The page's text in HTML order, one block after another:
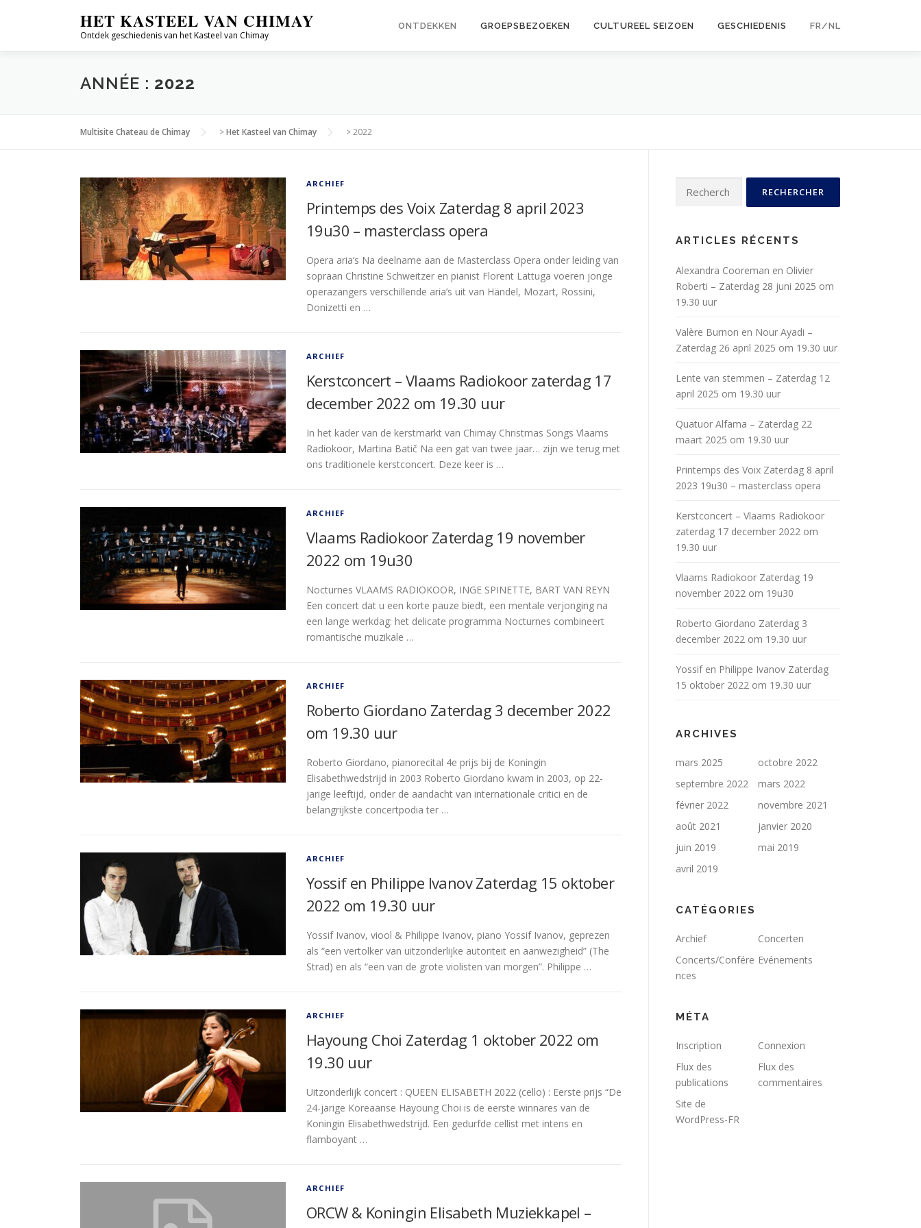
HET KASTEEL VAN CHIMAY
Ontdek geschiedenis van het Kasteel van Chimay
ONTDEKKEN GROEPSBEZOEKEN CULTUREEL SEIZOEN GESCHIEDENIS FR/NL
ANNÉE : 2022
Multisite Chateau de Chimay >Het Kasteel van Chimay >2022
ARCHIEF
Printemps des Voix Zaterdag 8 april 2023
19u30 – masterclass opera
Opera aria’s Na deelname aan de Masterclass Opera onder leiding van
sopraan Christine Schweitzer en pianist Florent Lattuga voeren jonge
operazangers verschillende aria’s uit van Händel, Mozart, Rossini,
Donizetti en …
ARCHIEF
Kerstconcert – Vlaams Radiokoor zaterdag 17
december 2022 om 19.30 uur
In het kader van de kerstmarkt van Chimay Christmas Songs Vlaams
Radiokoor, Martina Batič Na een gat van twee jaar… zijn we terug met
ons traditionele kerstconcert. Deze keer is …
ARCHIEF
Vlaams Radiokoor Zaterdag 19 november
2022 om 19u30
Nocturnes VLAAMS RADIOKOOR, INGE SPINETTE, BART VAN REYN
Een concert dat u een korte pauze biedt, een mentale verjonging na
een lange werkdag: het delicate programma Nocturnes combineert
romantische muzikale …
ARCHIEF
Roberto Giordano Zaterdag 3 december 2022
om 19.30 uur
Roberto Giordano, pianorecital 4e prijs bij de Koningin
Elisabethwedstrijd in 2003 Roberto Giordano kwam in 2003, op 22-
jarige leeftijd, onder de aandacht van internationale critici en de
belangrijkste concertpodia ter …
ARCHIEF
Yossif en Philippe Ivanov Zaterdag 15 oktober
2022 om 19.30 uur
Yossif Ivanov, viool & Philippe Ivanov, piano Yossif Ivanov, geprezen
als “een vertolker van uitzonderlijke autoriteit en aanwezigheid” (The
Strad) en als “een van de grote violisten van morgen”. Philippe …
ARCHIEF
Hayoung Choi Zaterdag 1 oktober 2022 om
19.30 uur
Uitzonderlijk concert : QUEEN ELISABETH 2022 (cello) : Eerste prijs “De
24-jarige Koreaanse Hayoung Choi is de eerste winnares van de
Koningin Elisabethwedstrijd. Een gedurfde cellist met intens en
flamboyant …
ARCHIEF
ORCW & Koningin Elisabeth Muziekkapel –
ARTICLES RÉCENTS
Alexandra Cooreman en Olivier
Roberti – Zaterdag 28 juni 2025 om
19.30 uur
Valère Burnon en Nour Ayadi –
Zaterdag 26 april 2025 om 19.30 uur
Lente van stemmen – Zaterdag 12
april 2025 om 19.30 uur
Quatuor Alfama – Zaterdag 22
maart 2025 om 19.30 uur
Printemps des Voix Zaterdag 8 april
2023 19u30 – masterclass opera
Kerstconcert – Vlaams Radiokoor
zaterdag 17 december 2022 om
19.30 uur
Vlaams Radiokoor Zaterdag 19
november 2022 om 19u30
Roberto Giordano Zaterdag 3
december 2022 om 19.30 uur
Yossif en Philippe Ivanov Zaterdag
15 oktober 2022 om 19.30 uur
ARCHIVES
mars 2025
octobre 2022
septembre 2022
mars 2022
février 2022
novembre 2021
août 2021
janvier 2020
juin 2019
mai 2019
avril 2019
CATÉGORIES
Archief
Concerten
Concerts/Confére
nces
Evénements
MÉTA
Inscription
Connexion
Flux des
publications
Flux des
commentaires
Site de
WordPress-FR